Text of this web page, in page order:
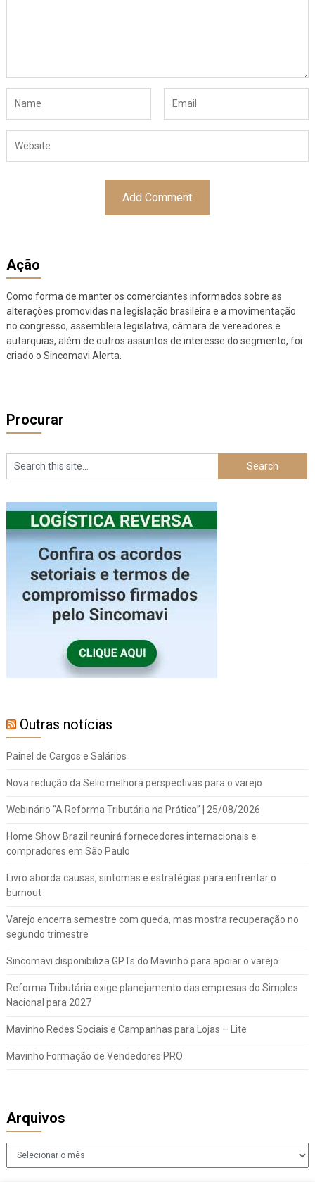
Ação
Como forma de manter os comerciantes informados sobre as
alterações promovidas na legislação brasileira e a movimentação
no congresso, assembleia legislativa, câmara de vereadores e
autarquias, além de outros assuntos de interesse do segmento, foi
criado o Sincomavi Alerta.
Procurar
Outras notícias
Painel de Cargos e Salários
Nova redução da Selic melhora perspectivas para o varejo
Webinário “A Reforma Tributária na Prática” | 25/08/2026
Home Show Brazil reunirá fornecedores internacionais e
compradores em São Paulo
Livro aborda causas, sintomas e estratégias para enfrentar o
burnout
Varejo encerra semestre com queda, mas mostra recuperação no
segundo trimestre
Sincomavi disponibiliza GPTs do Mavinho para apoiar o varejo
Reforma Tributária exige planejamento das empresas do Simples
Nacional para 2027
Mavinho Redes Sociais e Campanhas para Lojas – Lite
Mavinho Formação de Vendedores PRO
Arquivos
Arquivos